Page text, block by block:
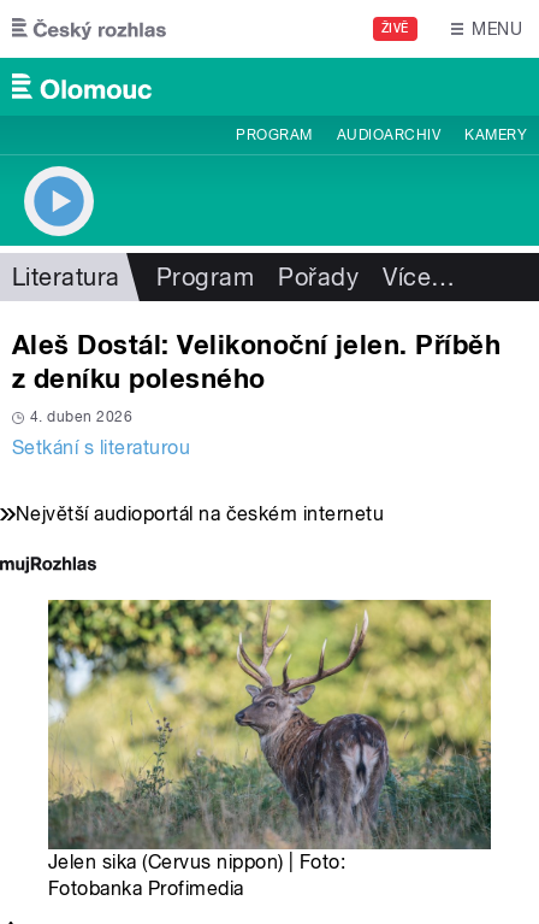
Přejít k hlavnímu obsahu
ŽIVĚ MENU
PROGRAM AUDIOARCHIV KAMERY
Literatura Program Pořady Více…
Aleš Dostál: Velikonoční jelen. Příběh
z deníku polesného
4. duben 2026
Setkání s literaturou
Největší audioportál na českém internetu
Jelen sika (Cervus nippon) | Foto:
Fotobanka Profimedia